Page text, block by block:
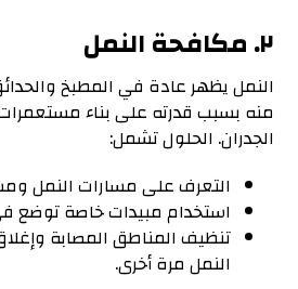
٢. مكافحة النمل
النمل يظهر عادة في المطبخ
منه بسبب قدرته على بناء
الجدران. الحلول تشمل:
التعرف على مسارات النمل
استخدام مبيدات خاصة توضع
تنظيف المناطق المصابة
النمل مرة أخرى.